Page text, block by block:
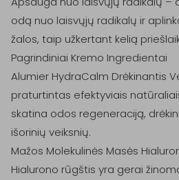
odą nuo laisvųjų radikalų ir
žalos, taip užkertant kelią
Pagrindiniai Kremo Ingredientai
Alumier HydraCalm Drėkinantis
praturtintas efektyviais
skatina odos regeneraciją,
išorinių veiksnių.
Mažos Molekulinės Masės
Hialurono rūgštis yra gerai